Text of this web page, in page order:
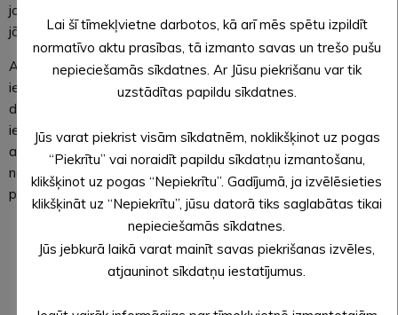
joprojām ikvienam ir jābūt ļoti uzmanīgam, lai nesaslimtu, un
jāizturas atbildīgi pret līdzcilvēku veselību.
Alūksnes novada pašvaldība pateicas ikvienam novada
iedzīvotājam par sapratni un valstī noteikto epidemioloģiskās
drošības nosacījumu ievērošanu, tomēr pašvaldība aicina
iedzīvotājus arvien saglabāt piesardzību – valkāt sejas
aizsegus, kur tas nepieciešams, ievērot distancēšanos,
nepulcēties un neciemoties, ar respiratoras saslimšanas
pazīmēm nedoties uz darbu un nevest bērnus uz bērnudārzu.
Sagatavoja: Evita APLOKA,
Alūksnes novada pašvaldības sabiedrisko attiecību
Lai šī tīmekļvietne darbotos, kā arī mēs spētu izpildīt
normatīvo aktu prasības, tā izmanto savas un trešo pušu
nepieciešamās sīkdatnes. Ar Jūsu piekrišanu var tik
uzstādītas papildu sīkdatnes.
Jūs varat piekrist visām sīkdatnēm, noklikšķinot uz pogas
“Piekrītu” vai noraidīt papildu sīkdatņu izmantošanu,
klikšķinot uz pogas “Nepiekrītu”. Gadījumā, ja izvēlēsieties
klikšķināt uz “Nepiekrītu”, jūsu datorā tiks saglabātas tikai
nepieciešamās sīkdatnes.
Jūs jebkurā laikā varat mainīt savas piekrišanas izvēles,
atjauninot sīkdatņu iestatījumus.